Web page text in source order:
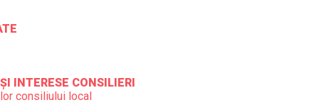
INTERESE CONSILIERI
consiliului local